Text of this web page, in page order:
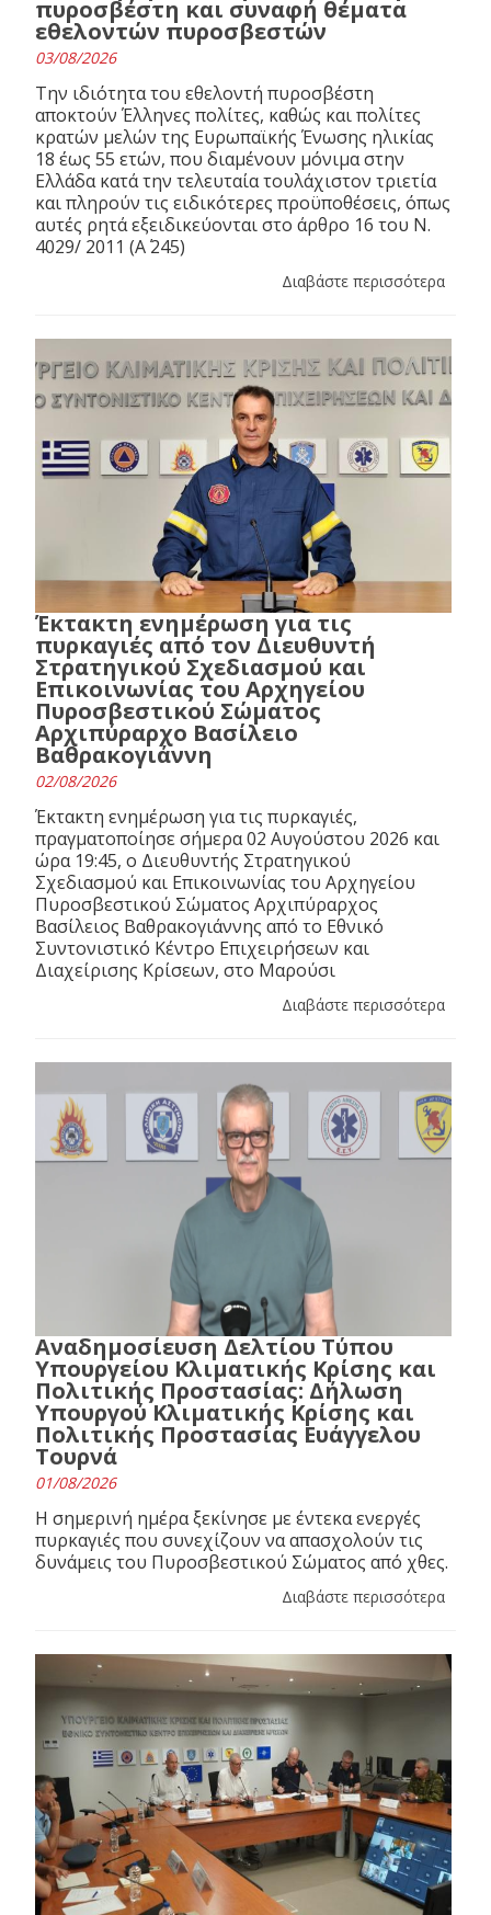
πυροσβέστη και συναφή θέματα
εθελοντών πυροσβεστών
03/08/2026
Την ιδιότητα του εθελοντή πυροσβέστη
αποκτούν Έλληνες πολίτες, καθώς και πολίτες
κρατών μελών της Ευρωπαϊκής Ένωσης ηλικίας
18 έως 55 ετών, που διαμένουν μόνιμα στην
Ελλάδα κατά την τελευταία τουλάχιστον τριετία
και πληρούν τις ειδικότερες προϋποθέσεις, όπως
αυτές ρητά εξειδικεύονται στο άρθρο 16 του N.
4029/ 2011 (Α΄ 245)
Διαβάστε περισσότερα
Έκτακτη ενημέρωση για τις
πυρκαγιές από τον Διευθυντή
Στρατηγικού Σχεδιασμού και
Επικοινωνίας του Αρχηγείου
Πυροσβεστικού Σώματος
Αρχιπύραρχο Βασίλειο
Βαθρακογιάννη
02/08/2026
Έκτακτη ενημέρωση για τις πυρκαγιές,
πραγματοποίησε σήμερα 02 Αυγούστου 2026 και
ώρα 19:45, ο Διευθυντής Στρατηγικού
Σχεδιασμού και Επικοινωνίας του Αρχηγείου
Πυροσβεστικού Σώματος Αρχιπύραρχος
Βασίλειος Βαθρακογιάννης από το Εθνικό
Συντονιστικό Κέντρο Επιχειρήσεων και
Διαχείρισης Κρίσεων, στο Μαρούσι
Διαβάστε περισσότερα
Αναδημοσίευση Δελτίου Τύπου
Υπουργείου Κλιματικής Κρίσης και
Πολιτικής Προστασίας: Δήλωση
Υπουργού Κλιματικής Κρίσης και
Πολιτικής Προστασίας Ευάγγελου
Τουρνά
01/08/2026
Η σημερινή ημέρα ξεκίνησε με έντεκα ενεργές
πυρκαγιές που συνεχίζουν να απασχολούν τις
δυνάμεις του Πυροσβεστικού Σώματος από χθες.
Διαβάστε περισσότερα